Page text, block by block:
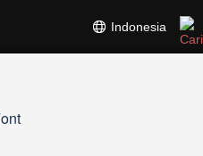
Indonesia